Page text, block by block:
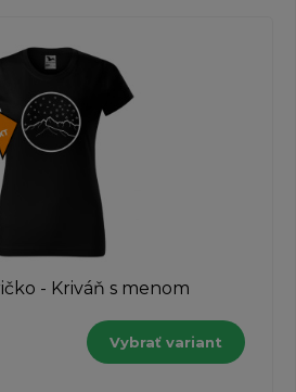
- Kriváň s menom
Vybrať variant